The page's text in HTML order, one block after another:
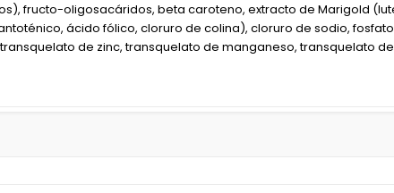
fructo-oligosacáridos, beta caroteno, extracto de Marigold
pantoténico, ácido fólico, cloruro de colina), cloruro de sodio,
de zinc, transquelato de manganeso, transquelato